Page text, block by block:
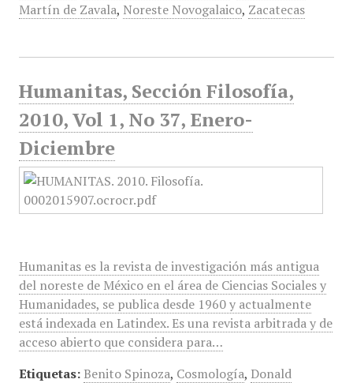
Martín de Zavala, Noreste Novogalaico, Zacatecas
Humanitas, Sección Filosofía,
2010, Vol 1, No 37, Enero-
Diciembre
Humanitas es la revista de investigación más antigua
del noreste de México en el área de Ciencias Sociales y
Humanidades, se publica desde 1960 y actualmente
está indexada en Latindex. Es una revista arbitrada y de
acceso abierto que considera para…
Etiquetas: Benito Spinoza, Cosmología, Donald